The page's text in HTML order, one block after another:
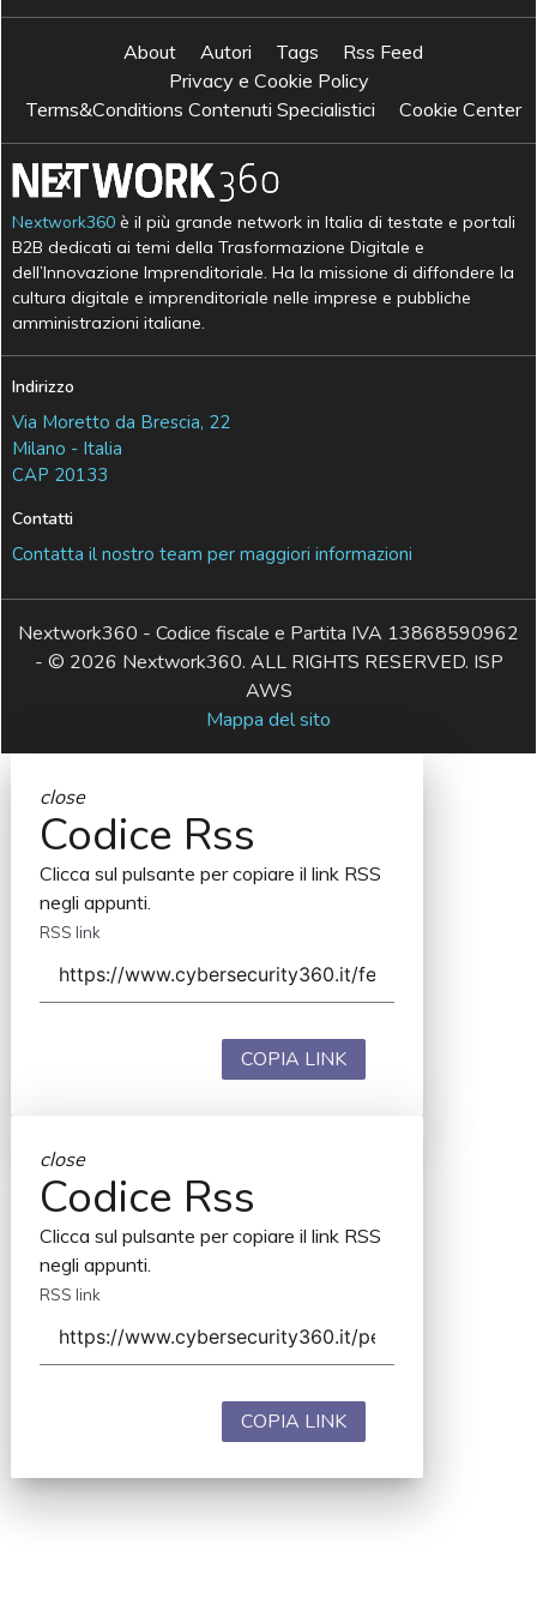
About Autori Tags
Rss Feed
Privacy e Cookie Policy
Terms&Conditions Contenuti Specialistici
Cookie Center
Nextwork360 è il più grande network in Italia di testate e portali
B2B dedicati ai temi della Trasformazione Digitale e
dell’Innovazione Imprenditoriale. Ha la missione di diffondere la
cultura digitale e imprenditoriale nelle imprese e pubbliche
amministrazioni italiane.
Indirizzo
Via Moretto da Brescia, 22
Milano - Italia
CAP 20133
Contatti
Contatta il nostro team per maggiori informazioni
Nextwork360 - Codice fiscale e Partita IVA 13868590962
- © 2026 Nextwork360. ALL RIGHTS RESERVED. ISP
AWS
Mappa del sito
close
Codice Rss
Clicca sul pulsante per copiare il link RSS
negli appunti.
RSS link
COPIA LINK
close
Codice Rss
Clicca sul pulsante per copiare il link RSS
negli appunti.
RSS link
COPIA LINK